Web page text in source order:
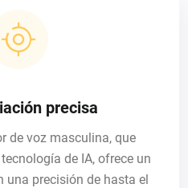
precisa
de voz masculina, que
de IA, ofrece un
una precisión de hasta el